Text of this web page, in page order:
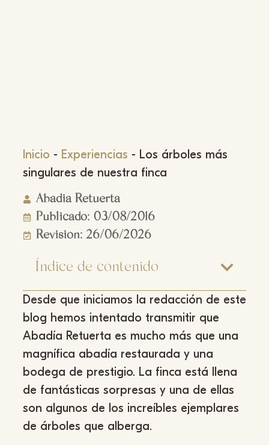
Inicio - Experiencias - Los árboles más
singulares de nuestra finca
Abadia Retuerta
Publicado: 03/08/2016
Revisión: 26/06/2026
Índice de contenido
Desde que iniciamos la redacción de este
blog hemos intentado transmitir que
Abadía Retuerta es mucho más que una
magnífica abadía restaurada y una
bodega de prestigio. La finca está llena
de fantásticas sorpresas y una de ellas
son algunos de los increíbles ejemplares
de árboles que alberga.